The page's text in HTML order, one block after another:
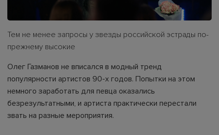
Тем не менее запросы у звезды российской эстрады по-
прежнему высокие
Олег Газманов не вписался в модный тренд
популярности артистов 90-х годов. Попытки на этом
немного заработать для певца оказались
безрезультатными, и артиста практически перестали
звать на разные мероприятия.